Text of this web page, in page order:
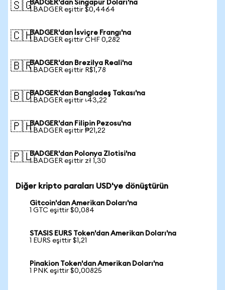
🇸🇬BADGER'dan Singapur Doları'na
1 BADGER eşittir $0,4464
🇨🇭BADGER'dan İsviçre Frangı'na
1 BADGER eşittir CHF 0,282
🇧🇷BADGER'dan Brezilya Reali'na
1 BADGER eşittir R$1,78
🇧🇩BADGER'dan Bangladeş Takası'na
1 BADGER eşittir ৳43,22
🇵🇭BADGER'dan Filipin Pezosu'na
1 BADGER eşittir ₱21,22
🇵🇱BADGER'dan Polonya Zlotisi'na
1 BADGER eşittir zł 1,30
Diğer kripto paraları USD'ye dönüştürün
Gitcoin'dan Amerikan Doları'na
1 GTC eşittir $0,084
STASIS EURS Token'dan Amerikan Doları'na
1 EURS eşittir $1,21
Pinakion Token'dan Amerikan Doları'na
1 PNK eşittir $0,00825